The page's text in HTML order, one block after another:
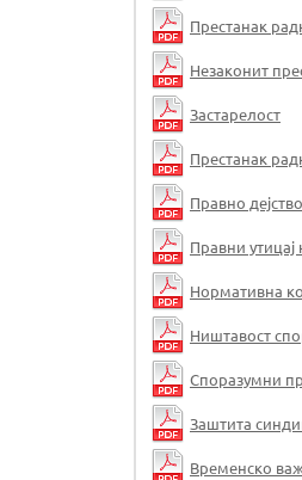
Престанак
Незаконит
Застарелост
Престанак
Правно
Правни
Нормативна
Ништавост
Споразумни
Заштита
Временско